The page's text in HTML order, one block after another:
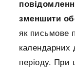
зменшити
як письмове
календарних
періоду. При